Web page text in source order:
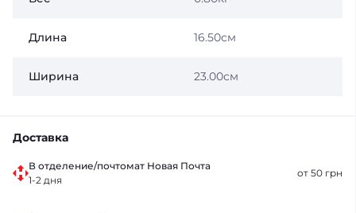
Длина 16.50см
Ширина 23.00см
Доставка
В отделение/почтомат Новая Почта
1-2 дня
от 50 грн